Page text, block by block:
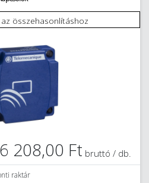
összehasonlításhoz
208,00 Ft bruttó / db.
raktár